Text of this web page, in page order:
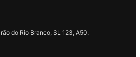
do Rio Branco, SL 123, A50.